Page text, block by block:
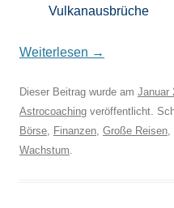
Vulkanausbrüche
Weiterlesen →
Dieser Beitrag wurde am Januar
Astrocoaching veröffentlicht.
Börse, Finanzen, Große Reisen,
Wachstum.